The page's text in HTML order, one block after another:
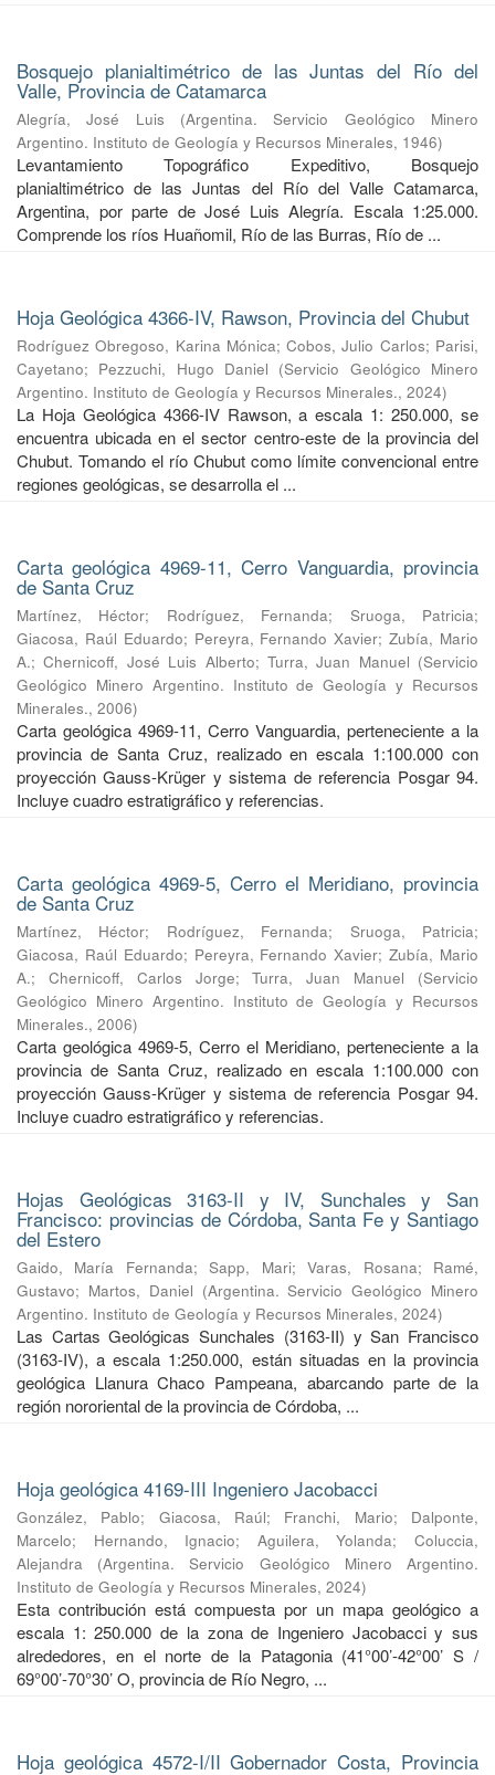
Bosquejo planialtimétrico de las Juntas del Río del
Valle, Provincia de Catamarca
Alegría, José Luis (Argentina. Servicio Geológico Minero
Argentino. Instituto de Geología y Recursos Minerales, 1946)
Levantamiento Topográfico Expeditivo, Bosquejo
planialtimétrico de las Juntas del Río del Valle Catamarca,
Argentina, por parte de José Luis Alegría. Escala 1:25.000.
Comprende los ríos Huañomil, Río de las Burras, Río de ...
Hoja Geológica 4366-IV, Rawson, Provincia del Chubut
Rodríguez Obregoso, Karina Mónica;Cobos, Julio Carlos; Parisi,
Cayetano; Pezzuchi, Hugo Daniel (Servicio Geológico Minero
Argentino. Instituto de Geología y Recursos Minerales., 2024)
La Hoja Geológica 4366-IV Rawson, a escala 1: 250.000, se
encuentra ubicada en el sector centro-este de la provincia del
Chubut. Tomando el río Chubut como límite convencional entre
regiones geológicas, se desarrolla el ...
Carta geológica 4969-11, Cerro Vanguardia, provincia
de Santa Cruz
Martínez, Héctor; Rodríguez, Fernanda; Sruoga, Patricia;
Giacosa, Raúl Eduardo; Pereyra, Fernando Xavier;Zubía, Mario
A.;Chernicoff, José Luis Alberto; Turra, Juan Manuel (Servicio
Geológico Minero Argentino. Instituto de Geología y Recursos
Minerales., 2006)
Carta geológica 4969-11, Cerro Vanguardia, perteneciente a la
provincia de Santa Cruz, realizado en escala 1:100.000 con
proyección Gauss-Krüger y sistema de referencia Posgar 94.
Incluye cuadro estratigráfico y referencias.
Carta geológica 4969-5, Cerro el Meridiano, provincia
de Santa Cruz
Martínez, Héctor; Rodríguez, Fernanda; Sruoga, Patricia;
Giacosa, Raúl Eduardo; Pereyra, Fernando Xavier;Zubía, Mario
A.; Chernicoff, Carlos Jorge;Turra, Juan Manuel (Servicio
Geológico Minero Argentino. Instituto de Geología y Recursos
Minerales., 2006)
Carta geológica 4969-5, Cerro el Meridiano, perteneciente a la
provincia de Santa Cruz, realizado en escala 1:100.000 con
proyección Gauss-Krüger y sistema de referencia Posgar 94.
Incluye cuadro estratigráfico y referencias.
Hojas Geológicas 3163-II y IV, Sunchales y San
Francisco: provincias de Córdoba, Santa Fe y Santiago
del Estero
Gaido, María Fernanda;Sapp, Mari;Varas, Rosana; Ramé,
Gustavo; Martos, Daniel (Argentina. Servicio Geológico Minero
Argentino. Instituto de Geología y Recursos Minerales, 2024)
Las Cartas Geológicas Sunchales (3163-II) y San Francisco
(3163-IV), a escala 1:250.000, están situadas en la provincia
geológica Llanura Chaco Pampeana, abarcando parte de la
región nororiental de la provincia de Córdoba, ...
Hoja geológica 4169-III Ingeniero Jacobacci
González, Pablo; Giacosa, Raúl; Franchi, Mario; Dalponte,
Marcelo; Hernando, Ignacio; Aguilera, Yolanda;Coluccia,
Alejandra
(Argentina. Servicio Geológico Minero Argentino.
Instituto de Geología y Recursos Minerales, 2024)
Esta contribución está compuesta por un mapa geológico a
escala 1: 250.000 de la zona de Ingeniero Jacobacci y sus
alrededores, en el norte de la Patagonia (41°00’-42°00’ S /
69°00’-70°30’ O, provincia de Río Negro, ...
Hoja geológica 4572-I/II Gobernador Costa, Provincia